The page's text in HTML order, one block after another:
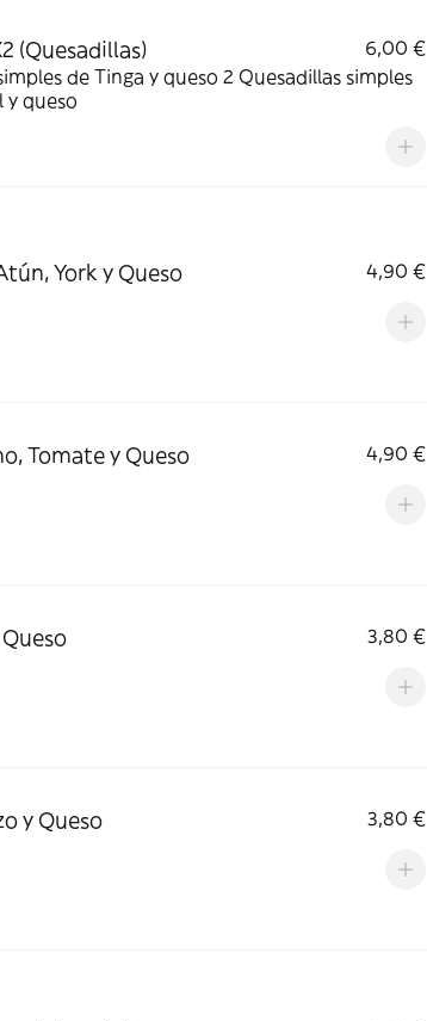
(Quesadillas)
6,00 €
de Tinga y queso 2 Quesadillas simples
queso
York y Queso 4,90 €
Tomate y Queso 4,90 €
3,80 €
y Queso 3,80 €